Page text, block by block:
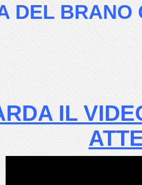
DEL BRANO
IL